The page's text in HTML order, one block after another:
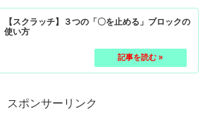
【スクラッチ】３つの「〇を止める」ブロックの
使い方
スポンサーリンク